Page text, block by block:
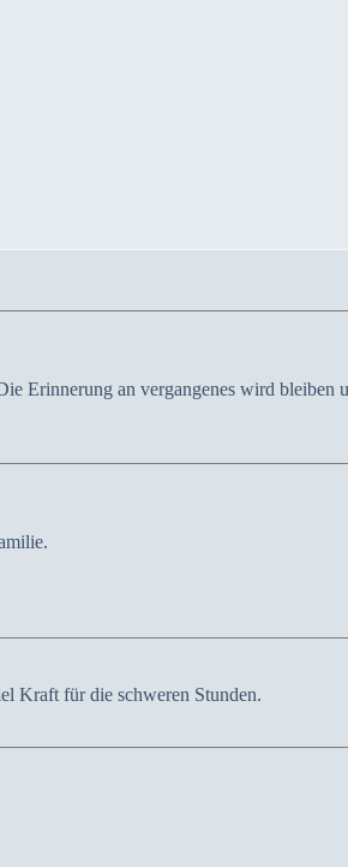
Erinnerung an vergangenes wird bleiben
Kraft für die schweren Stunden.